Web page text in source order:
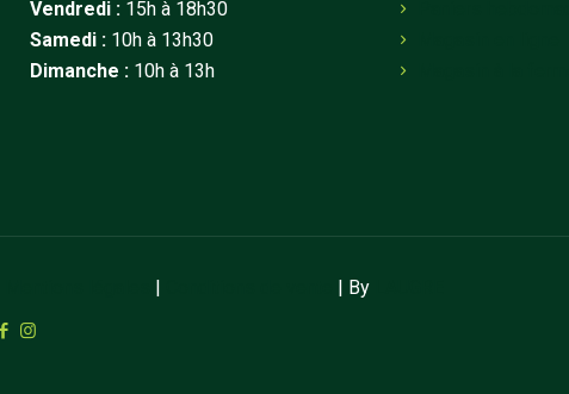
Vendredi : 15h à 18h30
Samedi : 10h à 13h30
Dimanche : 10h à 13h
| | By